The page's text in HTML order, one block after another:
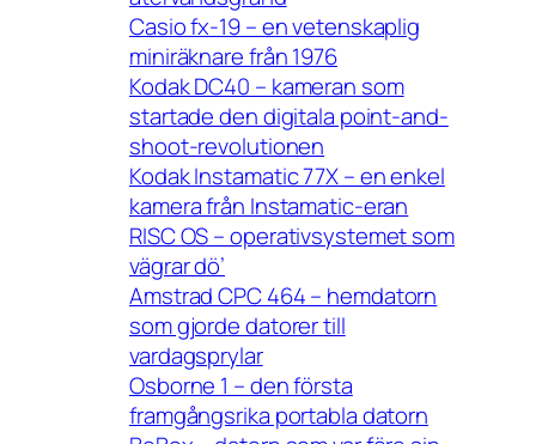
Casio fx-19 – en vetenskaplig
miniräknare från 1976
Kodak DC40 – kameran som
startade den digitala point-and-
shoot-revolutionen
Kodak Instamatic 77X – en enkel
kamera från Instamatic-eran
RISC OS – operativsystemet som
vägrar dö’
Amstrad CPC 464 – hemdatorn
som gjorde datorer till
vardagsprylar
Osborne 1 – den första
framgångsrika portabla datorn